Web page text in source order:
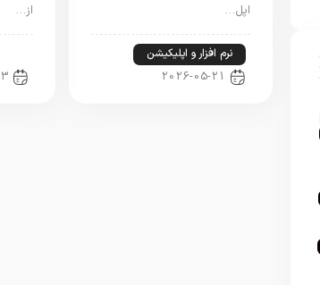
اپل…
نرم افزار و اپلیکیشن
2026-05-21
از…